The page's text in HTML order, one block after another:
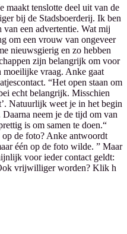
maakt tenslotte deel uit van de
bij de Stadsboerderij. Ik ben
een advertentie. Wat mij
om een vrouw van ongeveer
nieuwsgierig en zo hebben
zijn belangrijk om voor
moeilijke vraag. Anke gaat
“Het open staan om
echt belangrijk. Misschien
Natuurlijk weet je in het begin
neem je de tijd om van
is om samen te doen.“
de foto? Anke antwoordt
één op de foto wilde. ” Maar
voor ieder contact geldt:
vrijwilliger worden? Klik h